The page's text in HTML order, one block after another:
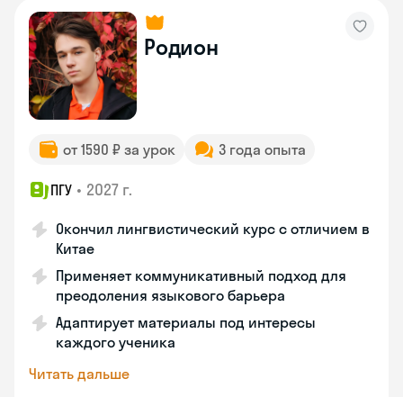
Родион
от 1590 ₽ за урок 3 года опыта
ПГУ • 2027 г.
Окончил лингвистический курс с отличием в
Китае
Применяет коммуникативный подход для
преодоления языкового барьера
Адаптирует материалы под интересы
каждого ученика
Читать дальше